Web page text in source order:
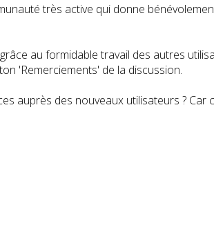
très active qui donne
au formidable travail des autres
'Remerciements' de la discussion.
auprès des nouveaux utilisateurs ? Car